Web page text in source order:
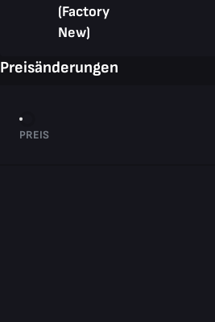
(Factory
New)
Preisänderungen
PREIS